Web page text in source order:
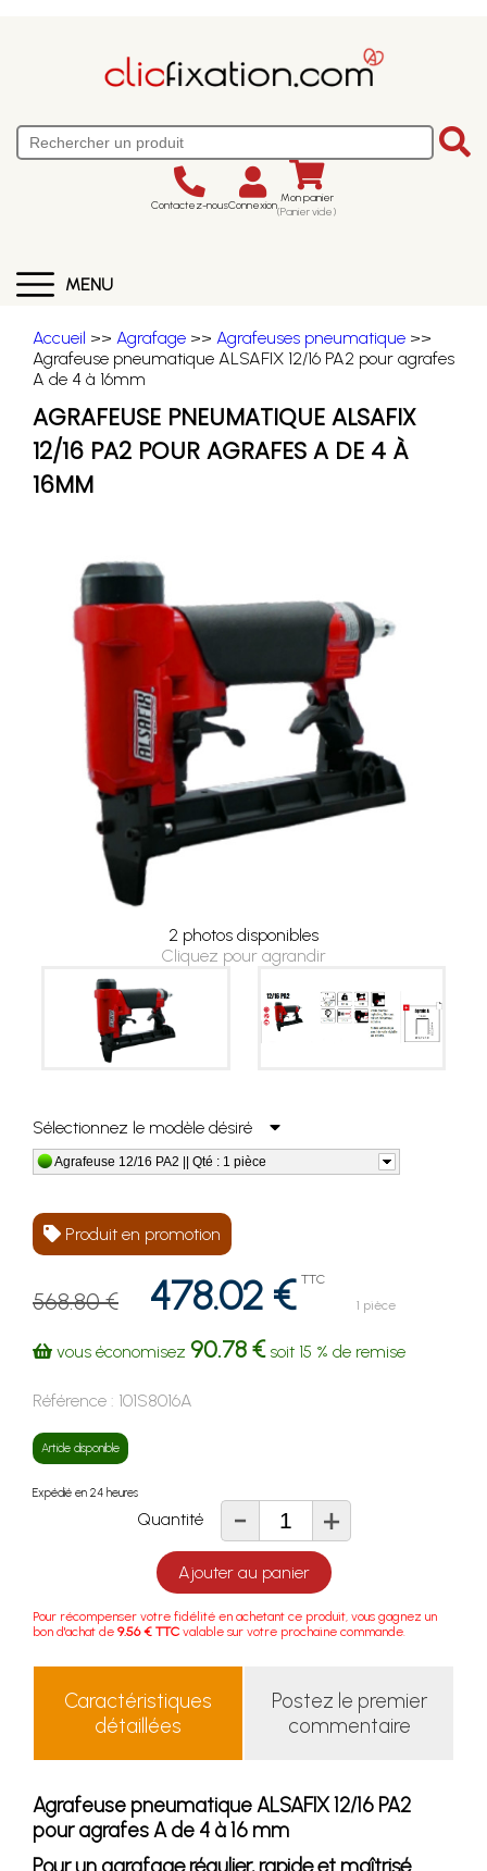
Contactez-nousConnexion Mon panier
(Panier vide)
MENU
Accueil >> Agrafage >> Agrafeuses pneumatique >>
Agrafeuse pneumatique ALSAFIX 12/16 PA2 pour agrafes
A de 4 à 16mm
AGRAFEUSE PNEUMATIQUE ALSAFIX
12/16 PA2 POUR AGRAFES A DE 4 À
16MM
2 photos disponibles
Cliquez pour agrandir
Sélectionnez le modèle désiré
Agrafeuse 12/16 PA2 || Qté : 1 pièce
Produit en promotion
568.80 € 478.02 € TTC
1 pièce
vous économisez 90.78 €soit 15 % de remise
Référence : 101S8016A
Article disponible
Expédié en 24 heures
Quantité - +
Ajouter au panier
Pour récompenser votre fidélité en achetant ce produit, vous gagnez un
bon d'achat de 9.56 € TTC valable sur votre prochaine commande.
Caractéristiques
détaillées
Postez le premier
commentaire
Agrafeuse pneumatique ALSAFIX 12/16 PA2
pour agrafes A de 4 à 16 mm
Pour un agrafage régulier, rapide et maîtrisé